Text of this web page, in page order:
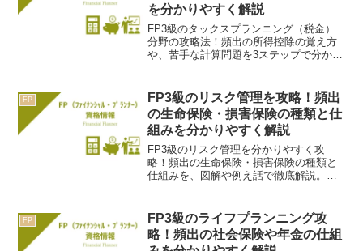
を分かりやすく解説
FP3級のタックスプランニング（税金）
分野の攻略法！頻出の所得控除の覚え方
や、苦手な計算問題を3ステップで分かり
ます。
FP
FP3級のリスク管理を攻略！頻出
の生命保険・損害保険の種類と仕
組みを分かりやすく解説
FP3級のリスク管理を分かりやすく攻
略！頻出の生命保険・損害保険の種類と
仕組みを、図解や例え話で徹底解説。定
つきます。
FP
FP3級のライフプランニング攻
略！頻出の社会保険や年金の仕組